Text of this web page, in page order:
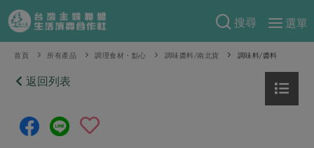
搜尋
選單
產品分類
當季蔬果
芽苗類
食譜料理
食材
特別企畫
首頁 所有產品 調理食材・點心 調味醬料/南北貨 調味料/醬料
返回列表